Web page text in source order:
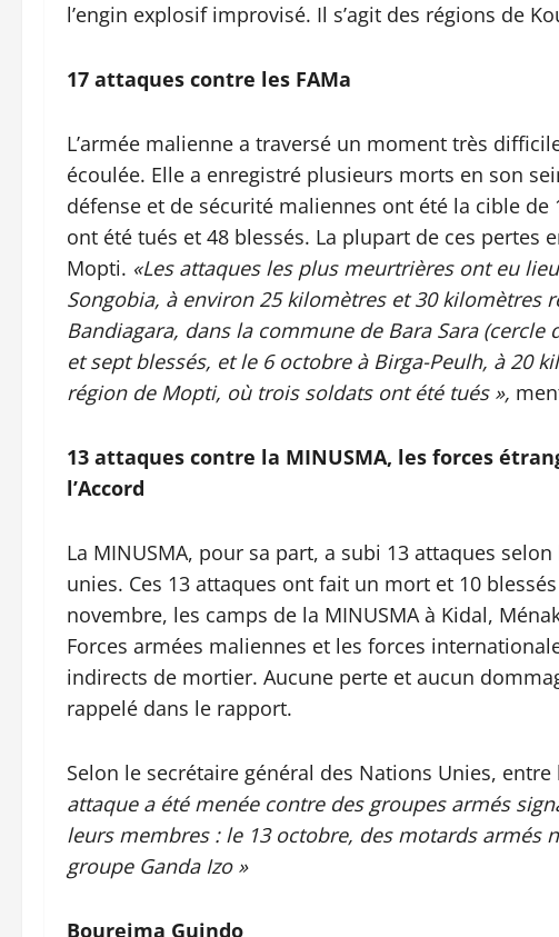
l’engin explosif improvisé. Il s’agit des régions de
17 attaques contre les FAMa
L’armée malienne a traversé un moment très
écoulée. Elle a enregistré plusieurs morts en son
défense et de sécurité maliennes ont été la cible
ont été tués et 48 blessés. La plupart de ces pertes
Mopti. «Les attaques les plus meurtrières ont eu
Songobia, à environ 25 kilomètres et 30 kilomètres
Bandiagara, dans la commune de Bara Sara
et sept blessés, et le 6 octobre à Birga-Peulh, à 20
région de Mopti, où trois soldats ont été tués »,
13 attaques contre la MINUSMA, les forces
l’Accord
La MINUSMA, pour sa part, a subi 13 attaques
unies. Ces 13 attaques ont fait un mort et 10
novembre, les camps de la MINUSMA à Kidal,
Forces armées maliennes et les forces
indirects de mortier. Aucune perte et aucun
rappelé dans le rapport.
Selon le secrétaire général des Nations Unies, entre
attaque a été menée contre des groupes armés
leurs membres : le 13 octobre, des motards
groupe Ganda Izo »
Boureima Guindo